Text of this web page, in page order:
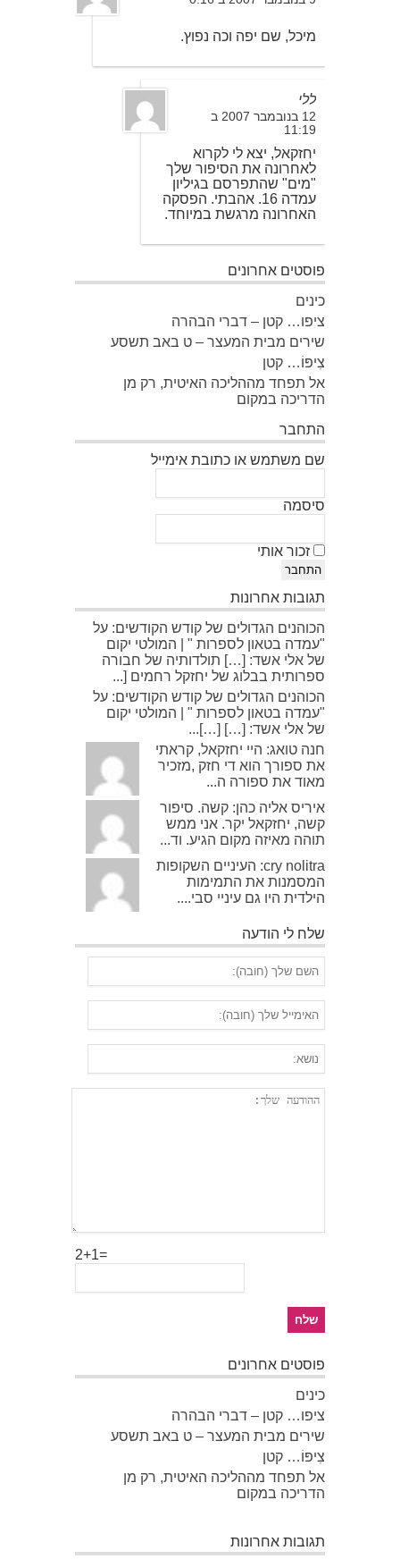
מיכל, שם יפה וכה נפוץ.
ללי
12 בנובמבר 2007 ב
11:19
יחזקאל, יצא לי לקרוא
לאחרונה את הסיפור שלך
"מים" שהתפרסם בגיליון
עמדה 16. אהבתי. הפסקה
האחרונה מרגשת במיוחד.
פוסטים אחרונים
כינים
ציפו… קטן – דברי הבהרה
שירים מבית המעצר – ט באב תשסע
צִיפּוֹ… קטן
אל תפחד מההליכה האיטית, רק מן
הדריכה במקום
התחבר
שם משתמש או כתובת אימייל
סיסמה
זכור אותי
התחבר
תגובות אחרונות
הכוהנים הגדולים של קודש הקודשים: על
"עמדה בטאון לספרות " | המולטי יקום
של אלי אשד: […] תולדותיה של חבורה
ספרותית בבלוג של יחזקל רחמים [...
הכוהנים הגדולים של קודש הקודשים: על
"עמדה בטאון לספרות " | המולטי יקום
של אלי אשד: […] […]...
חנה טואג: היי יחזקאל, קראתי
את ספורך הוא די חזק ,מזכיר
מאוד את ספורה ה...
איריס אליה כהן: קשה. סיפור
קשה, יחזקאל יקר. אני ממש
תוהה מאיזה מקום הגיע. וד...
cry nolitra: העיניים השקופות
המסמנות את התמימות
הילדית היו גם עיניי סבי....
שלח לי הודעה
2+1=
פוסטים אחרונים
כינים
ציפו… קטן – דברי הבהרה
שירים מבית המעצר – ט באב תשסע
צִיפּוֹ… קטן
אל תפחד מההליכה האיטית, רק מן
הדריכה במקום
תגובות אחרונות